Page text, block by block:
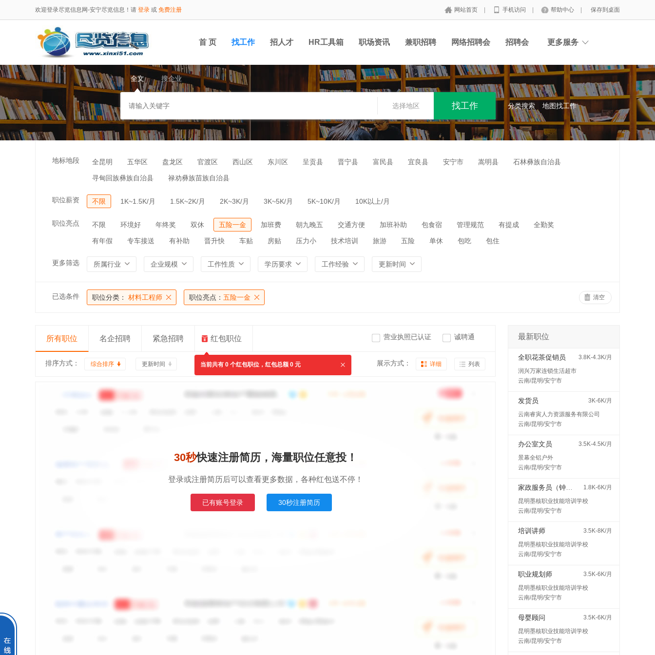
欢迎登录尽览信息网-安宁尽览信息！请 登录 或 免费注册 网站首页 手机访问 帮助中心 保存到桌面
首 页 找工作 招人才 HR工具箱 职场资讯 兼职招聘 网络招聘会 招聘会 更多服务
全文 搜企业
选择地区 分类搜索 地图找工作
地标地段 全昆明 五华区 盘龙区 官渡区 西山区 东川区 呈贡县 晋宁县 富民县 宜良县 安宁市 嵩明县 石林彝族自治县
寻甸回族彝族自治县 禄劝彝族苗族自治县
职位薪资 不限 1K~1.5K/月 1.5K~2K/月 2K~3K/月 3K~5K/月 5K~10K/月 10K以上/月
职位亮点 不限 环境好 年终奖 双休 五险一金 加班费 朝九晚五 交通方便 加班补助 包食宿 管理规范 有提成 全勤奖
有年假 专车接送 有补助 晋升快 车贴 房贴 压力小 技术培训 旅游 五险 单休 包吃 包住
更多筛选 所属行业 企业规模 工作性质 学历要求 工作经验 更新时间
已选条件 职位分类： 材料工程师 职位亮点： 五险一金 清空
所有职位 名企招聘 紧急招聘 红包职位
当前共有 0 个红包职位，红包总额 0 元
营业执照已认证 诚聘通
排序方式： 综合排序 更新时间 展示方式： 详细 列表
30秒快速注册简历，海量职位任意投！
登录或注册简历后可以查看更多数据，各种红包送不停！
已有账号登录 30秒注册简历
最新职位
全职花茶促销员
3.8K-4.3K/月
润兴万家连锁生活超市
云南/昆明/安宁市
发货员
3K-6K/月
云南睿寅人力资源服务有限公司
云南/昆明/安宁市
办公室文员
3.5K-4.5K/月
景幕全铝户外
云南/昆明/安宁市
1.8K-6K/月
昆明墨核职业技能培训学校
云南/昆明/安宁市
培训讲师
3.5K-8K/月
昆明墨核职业技能培训学校
云南/昆明/安宁市
职业规划师
3.5K-6K/月
昆明墨核职业技能培训学校
云南/昆明/安宁市
母婴顾问
3.5K-6K/月
昆明墨核职业技能培训学校
云南/昆明/安宁市